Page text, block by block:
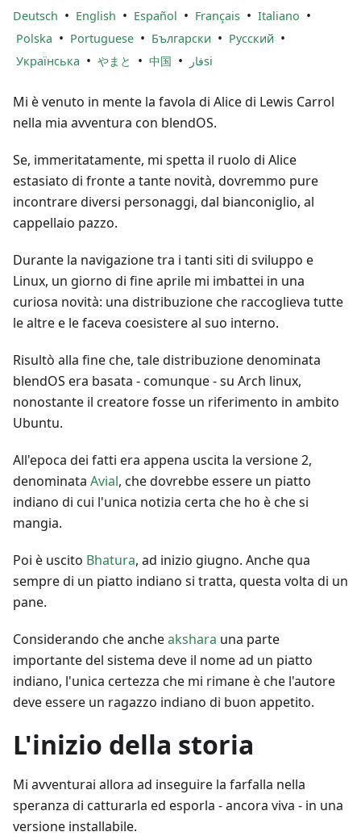
Deutsch • English • Español • Français • Italiano •
Polska • Portuguese • Български • Русский •
Українська • やまと • 中国 • فارsi
Mi è venuto in mente la favola di Alice di Lewis Carrol
nella mia avventura con blendOS.
Se, immeritatamente, mi spetta il ruolo di Alice
estasiato di fronte a tante novità, dovremmo pure
incontrare diversi personaggi, dal bianconiglio, al
cappellaio pazzo.
Durante la navigazione tra i tanti siti di sviluppo e
Linux, un giorno di fine aprile mi imbattei in una
curiosa novità: una distribuzione che raccoglieva tutte
le altre e le faceva coesistere al suo interno.
Risultò alla fine che, tale distribuzione denominata
blendOS era basata - comunque - su Arch linux,
nonostante il creatore fosse un riferimento in ambito
Ubuntu.
All'epoca dei fatti era appena uscita la versione 2,
denominata Avial, che dovrebbe essere un piatto
indiano di cui l'unica notizia certa che ho è che si
mangia.
Poi è uscito Bhatura, ad inizio giugno. Anche qua
sempre di un piatto indiano si tratta, questa volta di un
pane.
Considerando che ancheakshara una parte
importante del sistema deve il nome ad un piatto
indiano, l'unica certezza che mi rimane è che l'autore
deve essere un ragazzo indiano di buon appetito.
L'inizio della storia
Mi avventurai allora ad inseguire la farfalla nella
speranza di catturarla ed esporla - ancora viva - in una
versione installabile.